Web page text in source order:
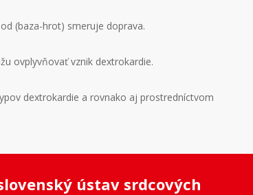
(baza-hrot) smeruje doprava.
ovplyvňovať vznik dextrokardie.
dextrokardie a rovnako aj prostredníctvom
ústav srdcových